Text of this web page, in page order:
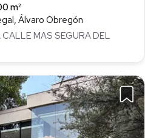
m²
Álvaro Obregón
CALLE MAS SEGURA DEL